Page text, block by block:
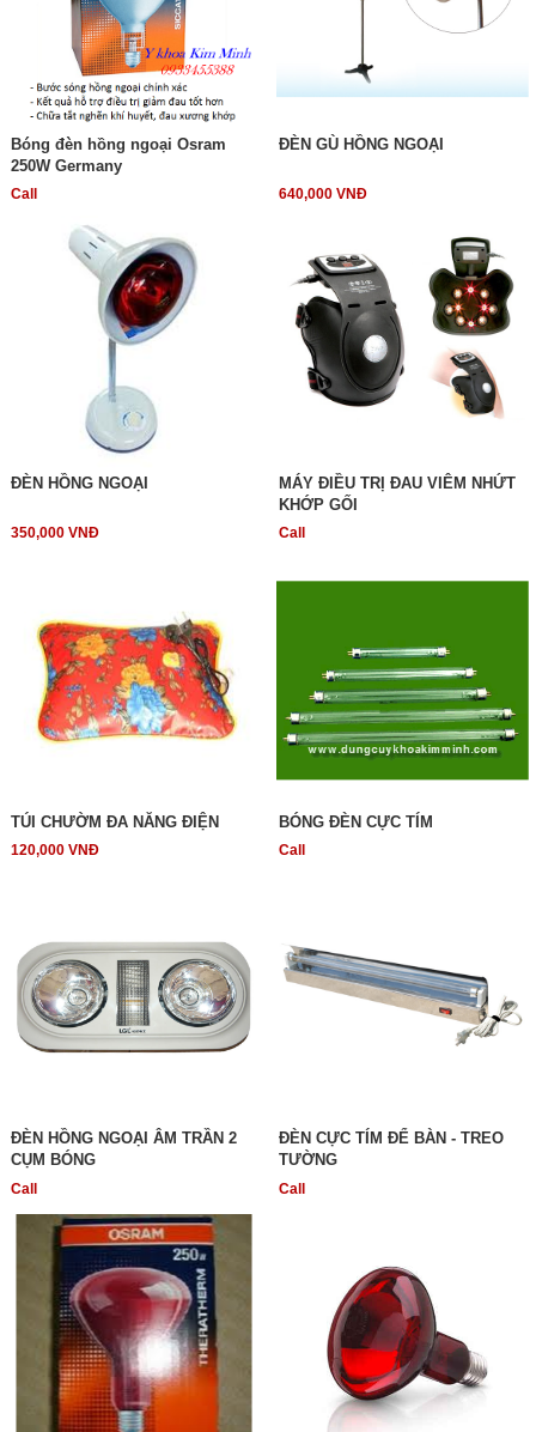
Bóng đèn hồng ngoại Osram
250W Germany
Call
ĐÈN GÙ HỒNG NGOẠI
640,000 VNĐ
ĐÈN HỒNG NGOẠI
350,000 VNĐ
MÁY ĐIỀU TRỊ ĐAU VIÊM NHỨT
KHỚP GỐI
Call
TÚI CHƯỜM ĐA NĂNG ĐIỆN
120,000 VNĐ
BÓNG ĐÈN CỰC TÍM
Call
ĐÈN HỒNG NGOẠI ÂM TRẦN 2
CỤM BÓNG
Call
ĐÈN CỰC TÍM ĐỂ BÀN - TREO
TƯỜNG
Call